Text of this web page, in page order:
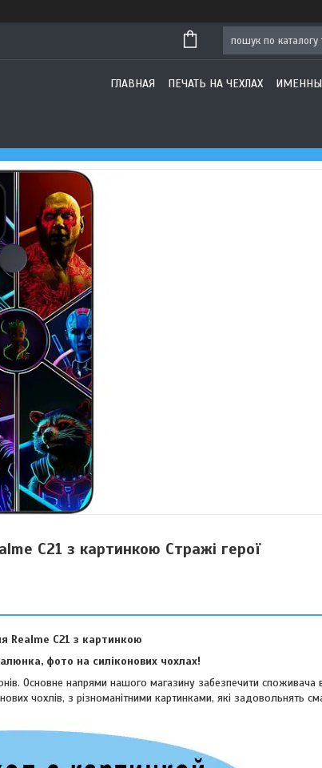
ГЛАВНАЯ ПЕЧАТЬ НА ЧЕХЛАХ
C21 з картинкою Стражі герої
Realme C21 з картинкою
фото на силіконових чохлах!
Основне напрями нашого магазину забезпечити споживача
чохлів, з різноманітними картинками, які задовольнять
споживачів.